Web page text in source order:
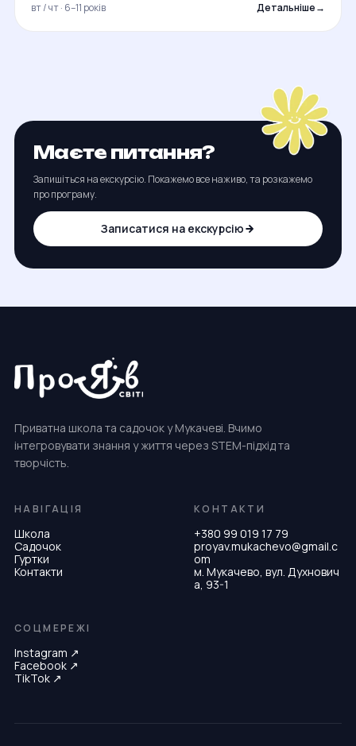
вт / чт · 6–11 років Детальніше→
Маєте питання?
Запишіться на екскурсію. Покажемо все наживо, та розкажемо
про програму.
Записатися на екскурсію
Приватна школа та садочок у Мукачеві. Вчимо
інтегровувати знання у життя через STEM-підхід та
творчість.
НАВІГАЦІЯ
Школа
Садочок
Гуртки
Контакти
КОНТАКТИ
+380 99 019 17 79
proyav.mukachevo@gmail.c
om
м. Мукачево, вул. Духнович
а, 93-1
СОЦМЕРЕЖІ
Instagram ↗
Facebook↗
TikTok↗